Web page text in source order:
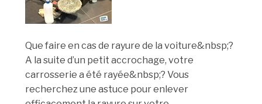
Que faire en cas de rayure de la voiture&nbsp;?
A la suite d’un petit accrochage, votre
carrosserie a été rayée&nbsp;? Vous
recherchez une astuce pour enlever